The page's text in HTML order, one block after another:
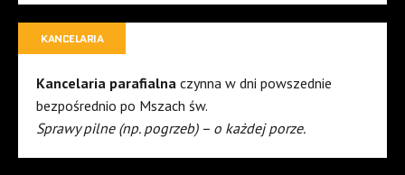
KANCELARIA
Kancelaria parafialna czynna w dni powszednie
bezpośrednio po Mszach św.
Sprawy pilne (np. pogrzeb) – o każdej porze.